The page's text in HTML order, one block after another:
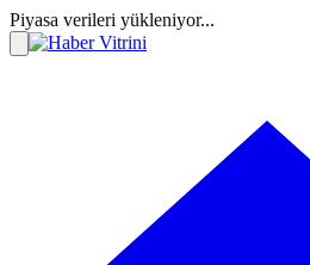
Piyasa verileri yükleniyor...